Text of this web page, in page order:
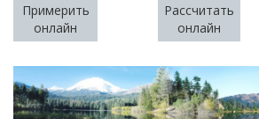
Примерить
онлайн
Рассчитать
онлайн